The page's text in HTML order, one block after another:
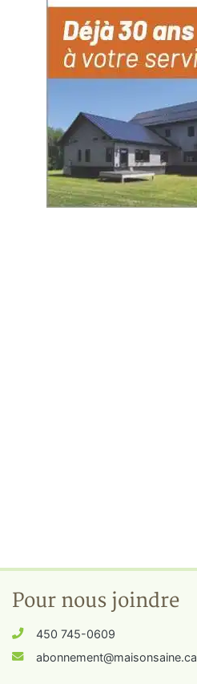
Pour nous joindre
450 745-0609
abonnement@maisonsaine.ca